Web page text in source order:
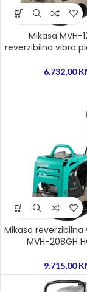
Mikasa MVH-
reverzibilna vibro
6.732,00
Mikasa
MVH-208GH
9.715,00